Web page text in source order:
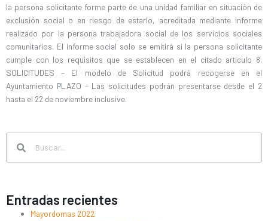
la persona solicitante forme parte de una unidad familiar en situación de
exclusión social o en riesgo de estarlo, acreditada mediante informe
realizado por la persona trabajadora social de los servicios sociales
comunitarios. El informe social solo se emitirá si la persona solicitante
cumple con los requisitos que se establecen en el citado articulo 8.
SOLICITUDES – El modelo de Solicitud podrá recogerse en el
Ayuntamiento PLAZO – Las solicitudes podrán presentarse desde el 2
hasta el 22 de noviembre inclusive.
Entradas recientes
Mayordomas 2022